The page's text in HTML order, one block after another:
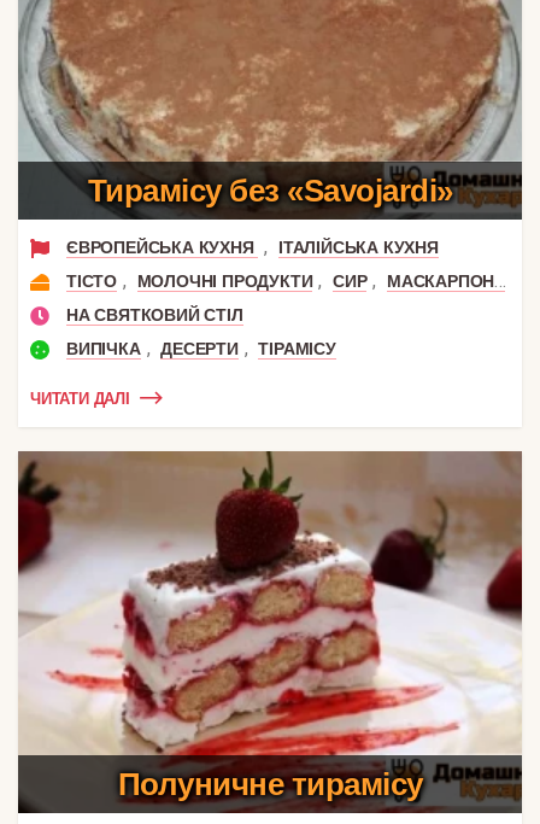
Тирамісу без «Savojardi»
ЄВРОПЕЙСЬКА КУХНЯ ,
ІТАЛІЙСЬКА КУХНЯ
ТІСТО , МОЛОЧНІ ПРОДУКТИ , СИР ,
МАСКАРПОНЕ
НА СВЯТКОВИЙ СТІЛ
ВИПІЧКА , ДЕСЕРТИ , ТІРАМІСУ
ЧИТАТИ ДАЛІ
Полуничне тирамісу